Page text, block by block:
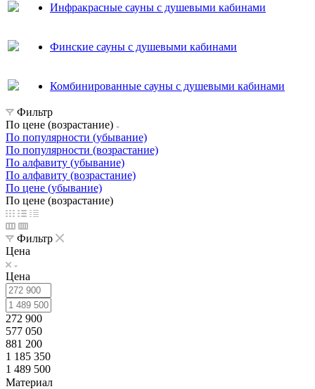
Инфракрасные сауны с душевыми кабинами
Финские сауны с душевыми кабинами
Комбинированные сауны с душевыми кабинами
Фильтр
По цене (возрастание)
По популярности (убывание)
По популярности (возрастание)
По алфавиту (убывание)
По алфавиту (возрастание)
По цене (убывание)
По цене (возрастание)
Фильтр
Цена
Цена
272 900
577 050
881 200
1 185 350
1 489 500
Материал